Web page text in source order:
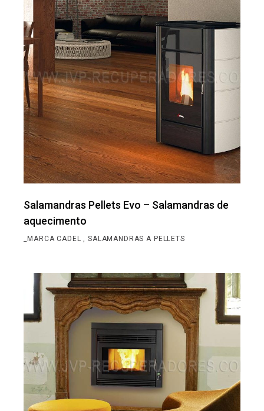
Salamandras Pellets Evo – Salamandras de
aquecimento
_MARCA CADEL SALAMANDRAS A PELLETS